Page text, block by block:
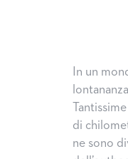
In un
di
ne sono